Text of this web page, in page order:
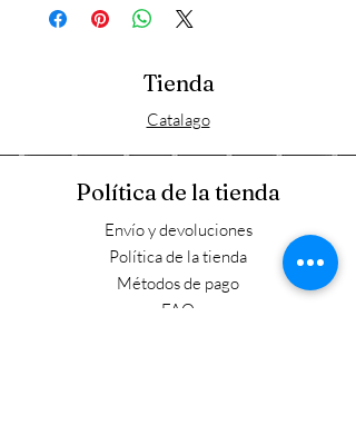
Tienda
Catalago
Política de la tienda
Envío y devoluciones
Política de la tienda
Métodos de pago
FAQ